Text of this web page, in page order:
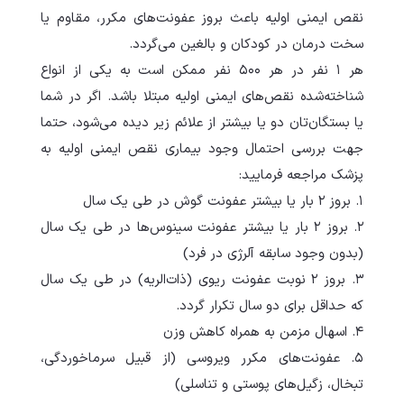
نقص ایمنی اولیه باعث بروز عفونت‌های مکرر، مقاوم یا
سخت درمان در کودکان و بالغین می‌گردد.
هر ۱ نفر در هر ۵۰۰ نفر ممکن است به یکی از انواع
شناخته‌شده نقص‌های ایمنی اولیه مبتلا باشد. اگر در شما
یا بستگان‌تان دو یا بیشتر از علائم زیر دیده می‌شود، حتما
جهت بررسی احتمال وجود بیماری نقص ایمنی اولیه به
پزشک مراجعه فرمایید:
۱. بروز ۲ بار یا بیشتر عفونت گوش در طی یک سال
۲. بروز ۲ بار یا بیشتر عفونت سینوس‌ها در طی یک سال
(بدون وجود سابقه آلرژی در فرد)
۳. بروز ۲ نوبت عفونت ریوی (ذات‌الریه) در طی یک سال
که حداقل برای دو سال تکرار گردد.
۴. اسهال مزمن به همراه کاهش وزن
۵. عفونت‌های مکرر ویروسی (از قبیل سرماخوردگی،
تبخال، زگیل‌های پوستی و تناسلی)